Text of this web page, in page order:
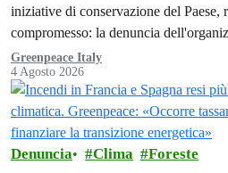
iniziative di conservazione del Paese,
compromesso: la denuncia
Africa.
Greenpeace Italy
4 Agosto 2026
Denuncia Clima Foreste